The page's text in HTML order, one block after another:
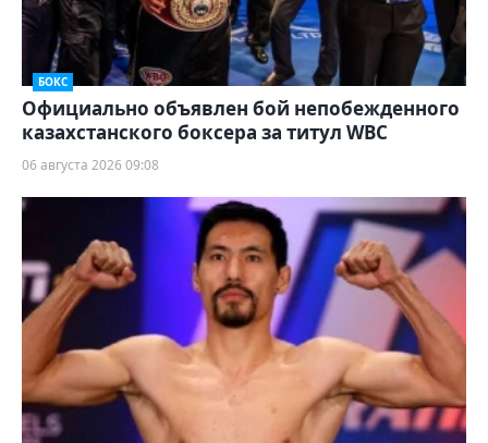
БОКС
Официально объявлен бой непобежденного
казахстанского боксера за титул WBC
06 августа 2026 09:08